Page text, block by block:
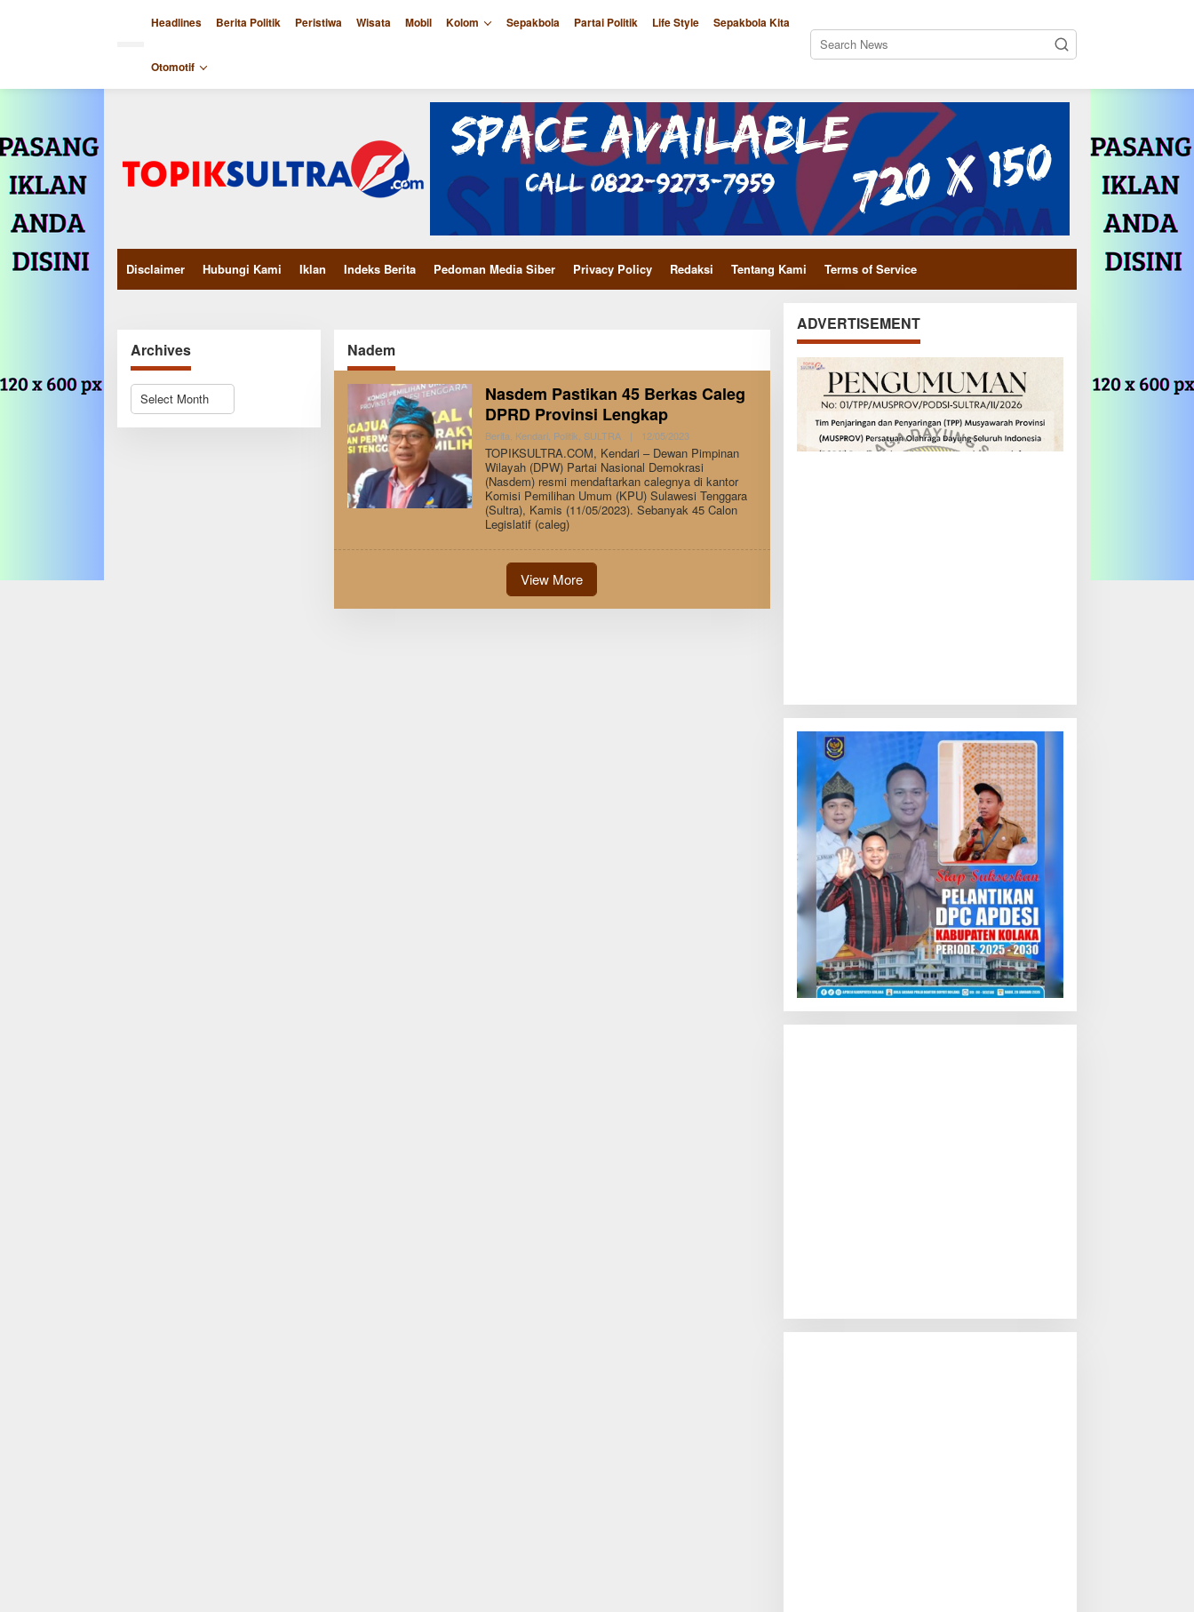
Headlines Berita Politik Peristiwa Wisata Mobil Kolom Sepakbola Partai Politik Life Style Sepakbola Kita
Otomotif
Disclaimer Hubungi Kami Iklan Indeks Berita Pedoman Media Siber Privacy Policy Redaksi Tentang Kami Terms of Service
Archives
Archives
Nadem
Nasdem Pastikan 45 Berkas Caleg
DPRD Provinsi Lengkap
Berita Kendari, Politik SULTRA | 12/05/2023By
Andi
Hatta
TOPIKSULTRA.COM, Kendari – Dewan Pimpinan
Wilayah (DPW) Partai Nasional Demokrasi
(Nasdem) resmi mendaftarkan calegnya di kantor
Komisi Pemilihan Umum (KPU) Sulawesi Tenggara
(Sultra), Kamis (11/05/2023). Sebanyak 45 Calon
Legislatif (caleg)
View More
ADVERTISEMENT